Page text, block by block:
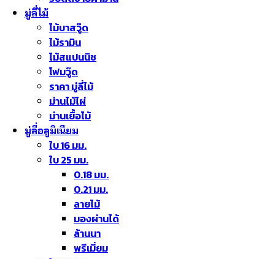
มู่ลี่ไม้
ไม้บาสวู๊ด
ไม้รามิน
ไม้สแปนนิช
โฟมวู๊ด
ราคา มู่ลี่ไม้
ม่านไม้ไผ่
ม่านเยื้อไม้
มู่ลี่อลูมิเนียม
ใบ 16 มม.
ใบ 25 มม.
0.18 มม.
0.21 มม.
ลายไม้
มองผ่านได้
ล้านนา
พรีเมี่ยม